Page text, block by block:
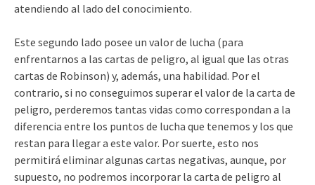
atendiendo al lado del conocimiento.
Este segundo lado posee un valor de lucha (para
enfrentarnos a las cartas de peligro, al igual que las otras
cartas de Robinson) y, además, una habilidad. Por el
contrario, si no conseguimos superar el valor de la carta de
peligro, perderemos tantas vidas como correspondan a la
diferencia entre los puntos de lucha que tenemos y los que
restan para llegar a este valor. Por suerte, esto nos
permitirá eliminar algunas cartas negativas, aunque, por
supuesto, no podremos incorporar la carta de peligro al